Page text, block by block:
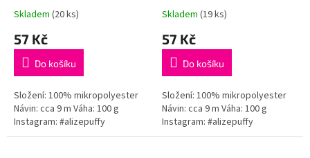
Skladem (20 ks)
57 Kč
Do košíku
Složení: 100% mikropolyester
Návin: cca 9 m Váha: 100 g
Instagram: #alizepuffy
Skladem (19 ks)
57 Kč
Do košíku
Složení: 100% mikropolyester
Návin: cca 9 m Váha: 100 g
Instagram: #alizepuffy